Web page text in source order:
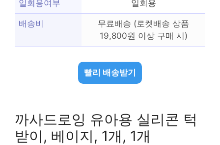
일회용여부 일회용
배송비
무료배송 (로켓배송 상품
19,800원 이상 구매 시)
빨리 배송받기
까사드로잉 유아용 실리콘 턱
받이, 베이지, 1개, 1개